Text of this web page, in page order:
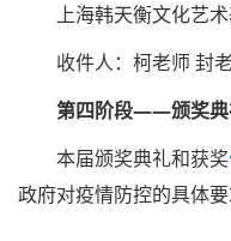
上海韩天衡文化艺术
收件人：柯老师 封
第四阶段——颁奖典
本届颁奖典礼和获奖
政府对疫情防控的具体